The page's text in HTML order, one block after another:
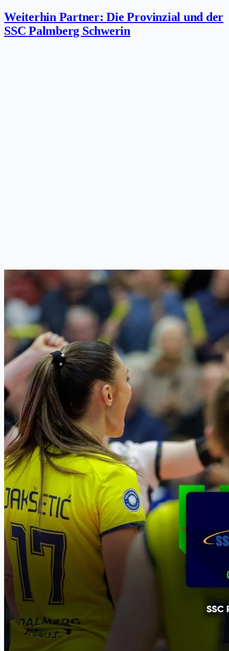
Weiterhin Partner: Die Provinzial und der
SSC Palmberg Schwerin